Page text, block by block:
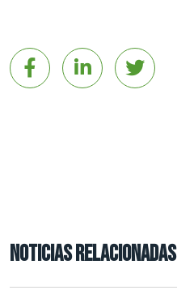
NOTICIAS RELACIONADAS